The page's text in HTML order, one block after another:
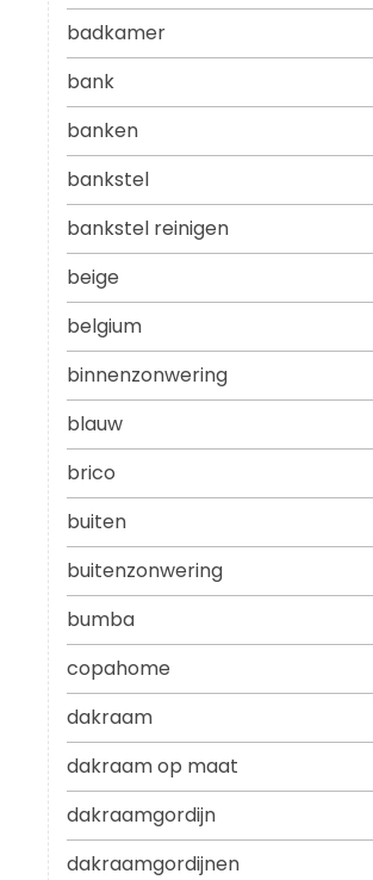
badkamer
bank
banken
bankstel
bankstel reinigen
beige
belgium
binnenzonwering
blauw
brico
buiten
buitenzonwering
bumba
copahome
dakraam
dakraam op maat
dakraamgordijn
dakraamgordijnen